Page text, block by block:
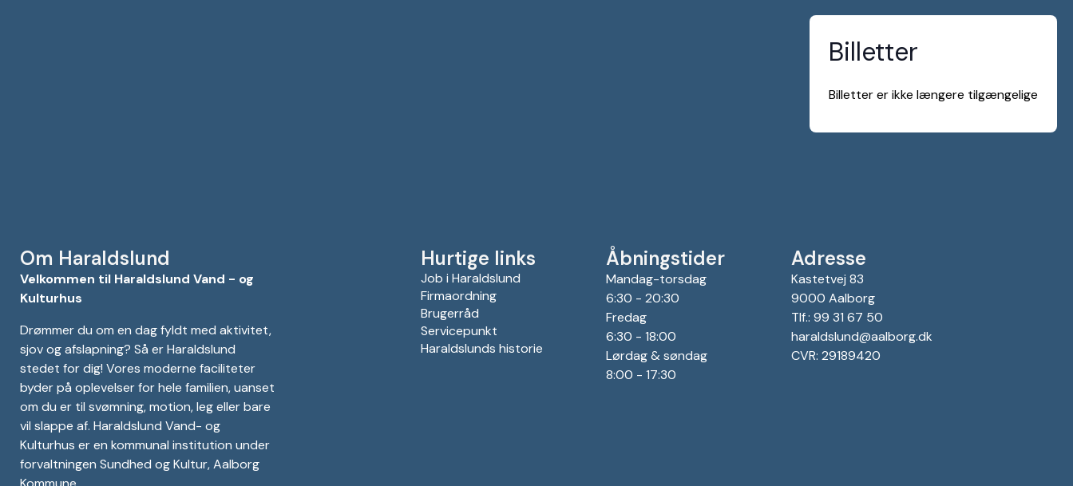
Billetter
Billetter er ikke længere tilgængelige
Om Haraldslund
Velkommen til Haraldslund Vand - og
Kulturhus
Drømmer du om en dag fyldt med aktivitet,
sjov og afslapning? Så er Haraldslund
stedet for dig! Vores moderne faciliteter
byder på oplevelser for hele familien, uanset
om du er til svømning, motion, leg eller bare
vil slappe af. Haraldslund Vand- og
Kulturhus er en kommunal institution under
forvaltningen Sundhed og Kultur, Aalborg
Hurtige links
Job i Haraldslund
Firmaordning
Brugerråd
Servicepunkt
Haraldslunds historie
Åbningstider
Mandag-torsdag
6:30 - 20:30
Fredag
6:30 - 18:00
Lørdag & søndag
8:00 - 17:30
Adresse
Kastetvej 83
9000 Aalborg
Tlf.: 99 31 67 50
haraldslund@aalborg.dk
CVR: 29189420